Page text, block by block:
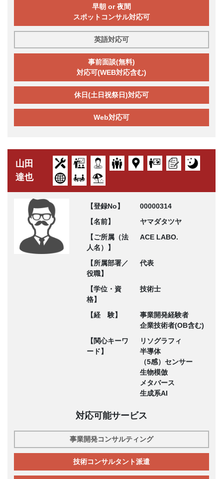
早朝 or 夜間
スポットコンサル対応可
英語対応可
事前面談(無料)
対応可(WEB対応含む)
休日(土日祝祭日)対応可
Web対応可
山田
達也
【登録No】
00000314
【名前】
ヤマダタツヤ
【ご所属（法
人名）】
ACE LABO.
【所属部署／
役職】
代表
【学位・資
格】
技術士
【経 験】
事業開発経験者
企業技術者(OB含む)
【関心キーワ
ード】
リソグラフィ
半導体
（5感）センサー
生物模倣
メタバース
生成系AI
対応可能サービス
事業開発コンサルティング
技術コンサルタント派遣